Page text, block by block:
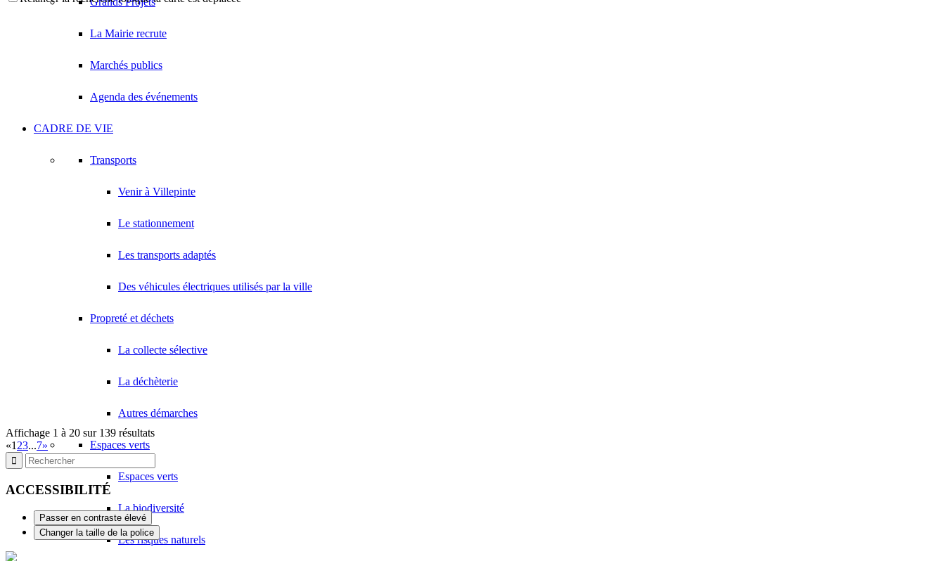
La Mairie recrute
Marchés publics
Agenda des événements
CADRE DE VIE
Transports
Venir à Villepinte
Le stationnement
Les transports adaptés
Des véhicules électriques utilisés par la ville
Propreté et déchets
La collecte sélective
La déchèterie
Autres démarches
Espaces verts
Espaces verts
La biodiversité
Les risques naturels
Affichage 1 à 20 sur 139 résultats
«1 23...7»
ACCESSIBILITÉ
Passer en contraste élevé
Changer la taille de la police